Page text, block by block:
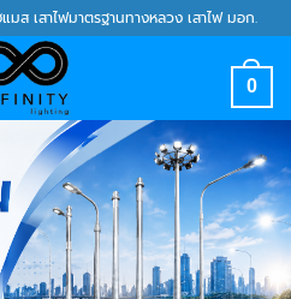
มส เสาไฟมาตรฐานทางหลวง เสาไฟ มอก.
0